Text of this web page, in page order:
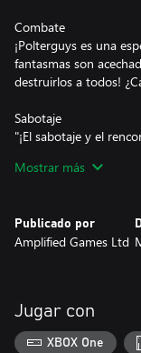
Combate
¡Polterguys es una
fantasmas son
destruirlos a todos!
Sabotaje
"¡El sabotaje y el
tus oponentes con
Hay montones de
niveles para ayudarte
aprovecharlos con el
Mostrar más
Publicado por
Amplified Games Ltd
Jugar con
XBOX One